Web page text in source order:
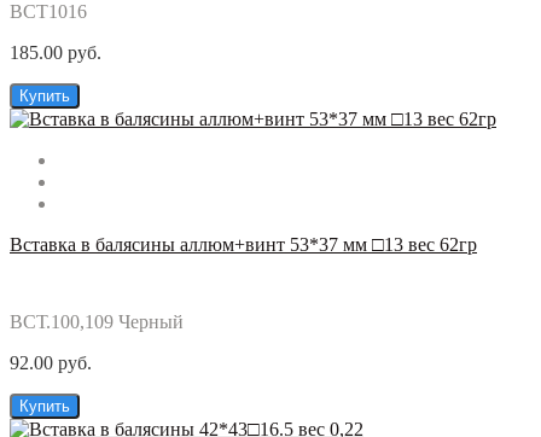
ВСТ1016
185.00 руб.
Купить
Вставка в балясины аллюм+винт 53*37 мм □13 вес 62гр
ВСТ.100,109 Черный
92.00 руб.
Купить